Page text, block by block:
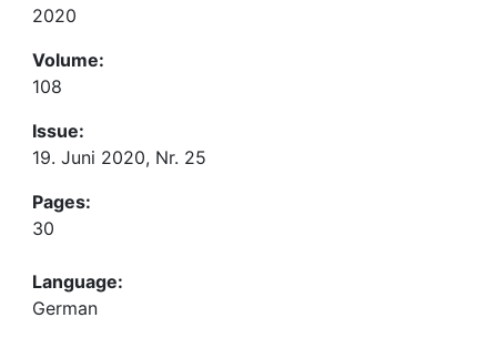
2020
Volume:
108
Issue:
19. Juni 2020, Nr. 25
Pages:
30
Language:
German